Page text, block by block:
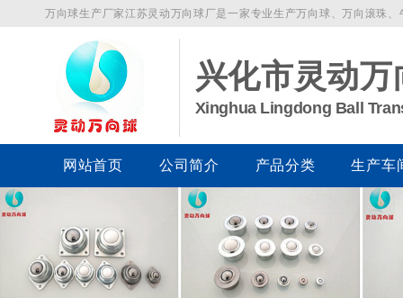
万向球生产厂家江苏灵动万向球厂是一家专业生产万向球、万向滚珠
兴化市灵动万
Xinghua Lingdong Ball
网站首页 公司简介 产品分类 生产车